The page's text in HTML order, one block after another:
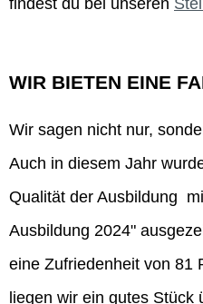
WIR BIETEN EINE
Wir sagen nicht nur,
Auch in diesem Jahr
Qualität der Ausbildung
Ausbildung 2024"
eine Zufriedenheit von 81
liegen wir ein gutes Stück